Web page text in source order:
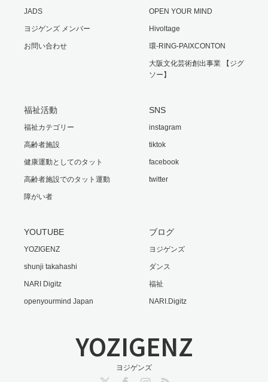
JADS
ヨジゲンズ メンバー
お問い合わせ
OPEN YOUR MIND
Hivoltage
環-RING-PAIXCONTON
大阪文化芸術創出事業 【ジグ
ソー】
福祉活動
福祉カテゴリー
高齢者施設
健康運動としてのタット
高齢者施設でのタット運動
障がい者
SNS
instagram
tiktok
facebook
twitter
YOUTUBE
YOZIGENZ
shunji takahashi
NARI Digitz
openyourmind Japan
ブログ
ヨジゲンズ
ダンス
福祉
NARI.Digitz
YOZIGENZ
ヨジゲンズ
InstagramRSS